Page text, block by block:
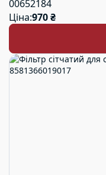
00652184
Ціна:970 ₴